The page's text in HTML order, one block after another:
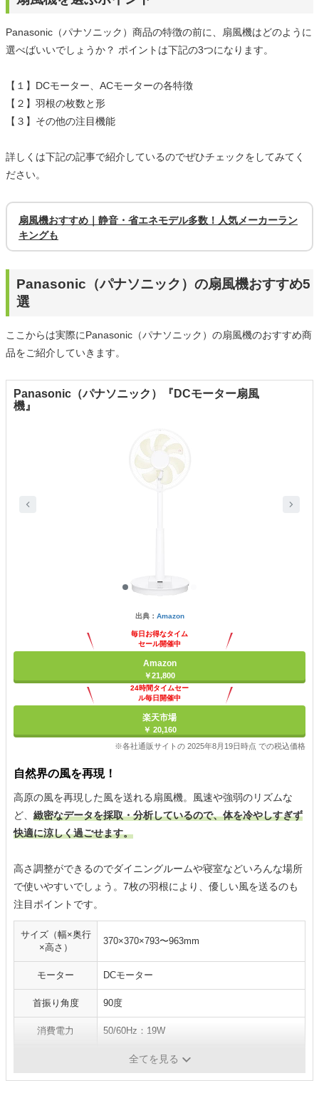
Panasonic（パナソニック）商品の特徴の前に、扇風機はどのように
選べばいいでしょうか？ ポイントは下記の3つになります。
【１】DCモーター、ACモーターの各特徴
【２】羽根の枚数と形
【３】その他の注目機能
詳しくは下記の記事で紹介しているのでぜひチェックをしてみてく
ださい。
扇風機おすすめ｜静音・省エネモデル多数！人気メーカーラン
キングも
Panasonic（パナソニック）の扇風機おすすめ5
選
ここからは実際にPanasonic（パナソニック）の扇風機のおすすめ商
品をご紹介していきます。
Panasonic（パナソニック）『DCモーター扇風
機』
出典： Amazon
毎日お得なタイム
セール開催中
Amazon
￥21,800
24時間タイムセー
ル毎日開催中
楽天市場
￥ 20,160
※各社通販サイトの 2025年8月19日時点 での税込価格
自然界の風を再現！
高原の風を再現した風を送れる扇風機。風速や強弱のリズムな
ど、 緻密なデータを採取・分析しているので、体を冷やしすぎず
快適に涼しく過ごせます。
高さ調整ができるのでダイニングルームや寝室などいろんな場所
で使いやすいでしょう。7枚の羽根により、優しい風を送るのも
注目ポイントです。
サイズ（幅×奥行
×高さ）
370×370×793〜963mm
モーター DCモーター
首振り角度 90度
消費電力 50/60Hz：19W
全てを見る